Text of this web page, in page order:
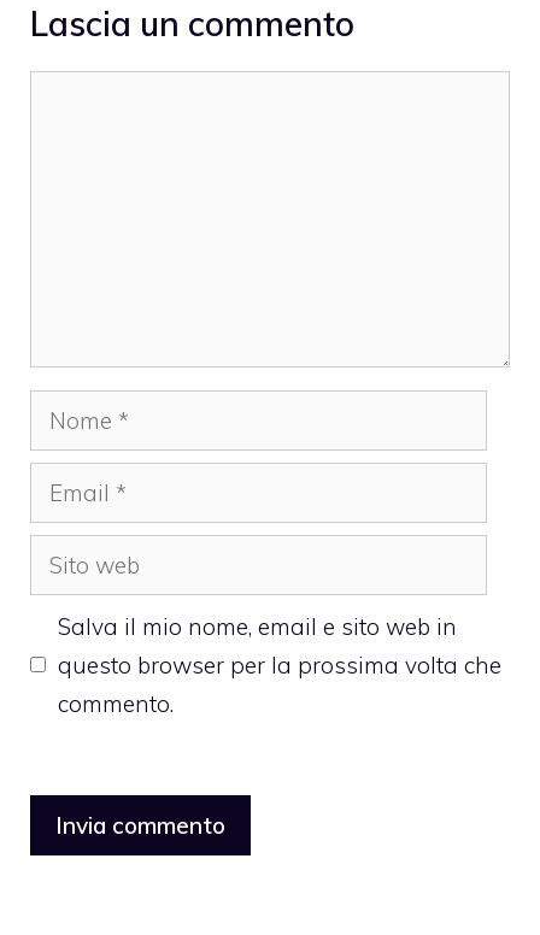
Lascia un commento
Nome
Email
Sito
web
Salva il mio nome, email e sito web in
questo browser per la prossima volta che
commento.